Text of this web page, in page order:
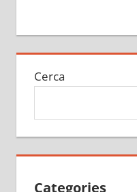
Cerca
Categories